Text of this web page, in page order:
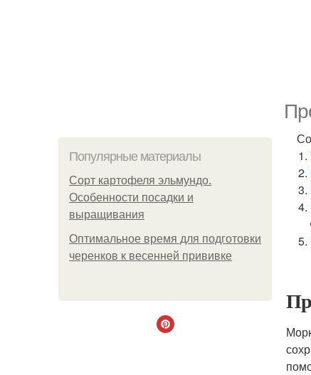
Популярные материалы
Сорт картофеля эльмундо.
Особенности посадки и
выращивания
Оптимальное время для подготовки
черенков к весенней прививке